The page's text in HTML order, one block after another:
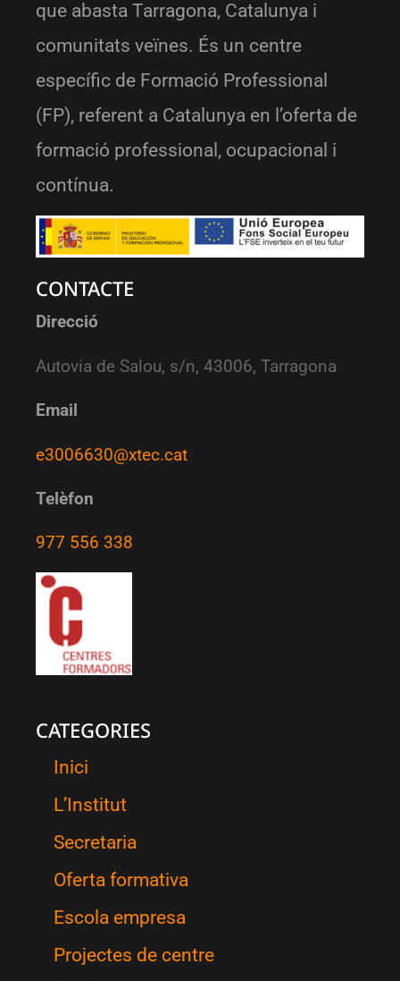
que abasta Tarragona, Catalunya i
comunitats veïnes. És un centre
específic de Formació Professional
(FP), referent a Catalunya en l’oferta de
formació professional, ocupacional i
contínua.
CONTACTE
Direcció
Autovia de Salou, s/n, 43006, Tarragona
Email
e3006630@xtec.cat
Telèfon
977 556 338
CATEGORIES
Inici
L’Institut
Secretaria
Oferta formativa
Escola empresa
Projectes de centre